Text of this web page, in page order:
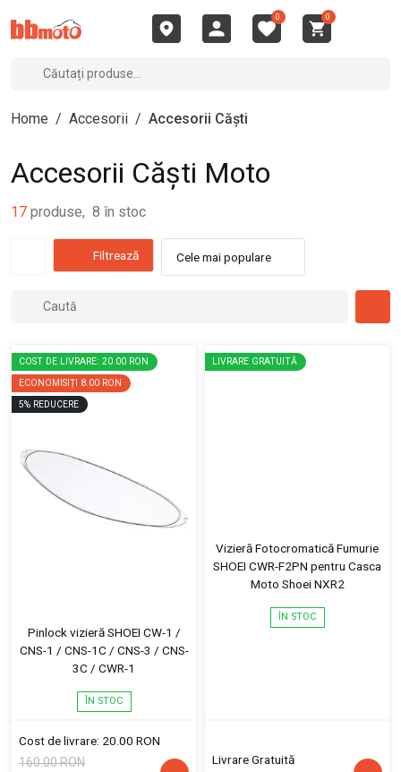
0 0
Home / Accesorii / Accesorii Căști
Accesorii Căști Moto
17 produse, 8 în stoc
Filtrează Cele mai populare
COST DE LIVRARE: 20.00 RON
ECONOMISIȚI 8.00 RON
5% REDUCERE
Pinlock vizieră SHOEI CW-1 /
CNS-1 / CNS-1C / CNS-3 / CNS-
3C / CWR-1
ÎN STOC
Cost de livrare: 20.00 RON
160.00 RON
LIVRARE GRATUITĂ
Vizieră Fotocromatică Fumurie
SHOEI CWR-F2PN pentru Casca
Moto Shoei NXR2
ÎN STOC
Livrare Gratuită